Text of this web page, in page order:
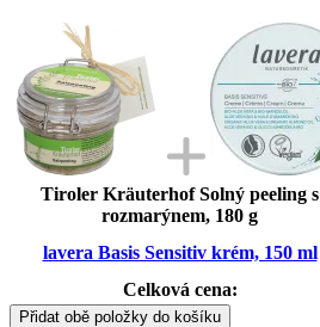
Tiroler Kräuterhof Solný peeling s
rozmarýnem, 180 g
lavera Basis Sensitiv krém, 150 ml
Celková cena:
Přidat obě položky do košíku